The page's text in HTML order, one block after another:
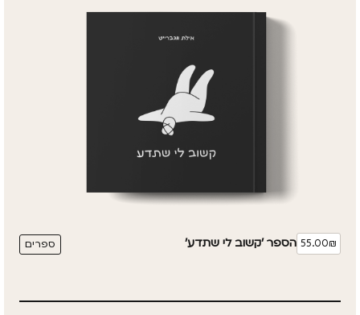
55.00₪ הספר 'קשוב לי שתדע' ספרים